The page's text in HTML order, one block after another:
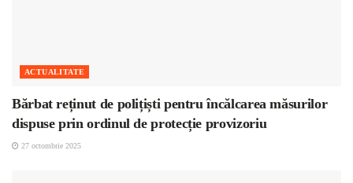
ACTUALITATE
Bărbat reținut de polițiști pentru încălcarea măsurilor
dispuse prin ordinul de protecție provizoriu
27 octombrie 2025